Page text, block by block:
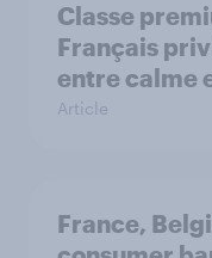
Classe
Français
entre calme
Article
France,